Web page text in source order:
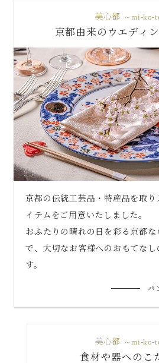
美心都 ～mi-ko-
京都由来のウエディ
京都の伝統工芸品・特産品を取
イテムをご用意いたしました。
おふたりの晴れの日を彩る京都な
で、大切なお客様へのおもてな
す。
パ
美心都 ～mi-ko-
食材や器へのこ